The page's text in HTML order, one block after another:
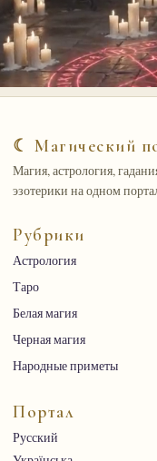
☾ Магический
Магия, астрология,
эзотерики на одном
Рубрики
Астрология
Таро
Белая магия
Черная магия
Народные приметы
Портал
Русский